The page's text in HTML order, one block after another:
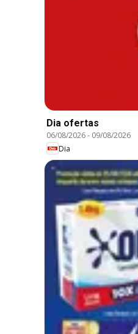
Dia ofertas
06/08/2026- 09/08/2026
Dia